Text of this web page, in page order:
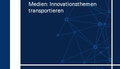
Me­di­en: In­no­va­ti­ons­the­men
trans­por­tie­ren